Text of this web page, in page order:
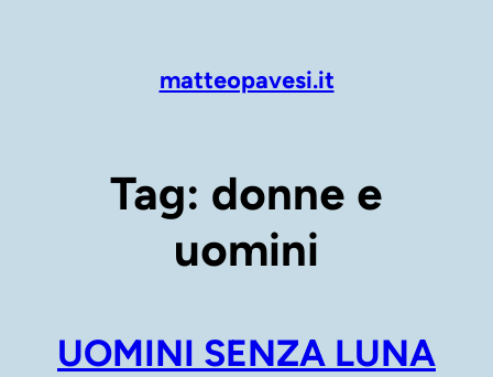
matteopavesi.it
Tag: donne e
uomini
UOMINI SENZA LUNA